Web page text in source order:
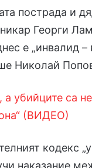
пострада и
Георги
е „инвалид –
Николай
убийците са
(ВИДЕО)
кодекс
наказание